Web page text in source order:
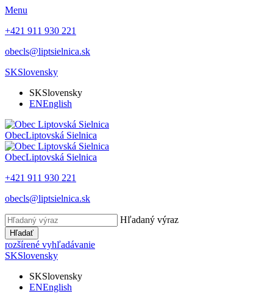
Menu
+421 911 930 221
obecls@liptsielnica.sk
SKSlovensky
SKSlovensky
ENEnglish
ObecLiptovská Sielnica
ObecLiptovská Sielnica
+421 911 930 221
obecls@liptsielnica.sk
Hľadaný výraz
Hľadať
rozšírené vyhľadávanie
SKSlovensky
SKSlovensky
ENEnglish